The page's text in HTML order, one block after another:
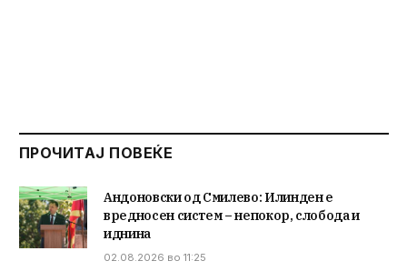
ПРОЧИТАЈ ПОВЕЌЕ
Андоновски од Смилево: Илинден е
вредносен систем – непокор, слобода и
иднина
02.08.2026 во 11:25